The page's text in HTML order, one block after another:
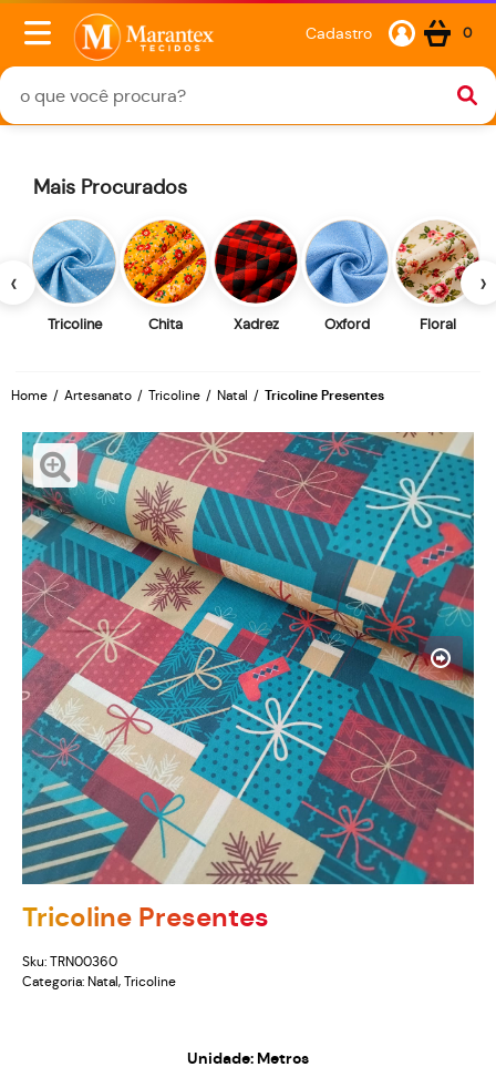
Cadastro 0
‹
Mais Procurados
Tricoline Chita Xadrez Oxford Floral
›
Home Artesanato Tricoline Natal Tricoline Presentes
Tricoline Presentes
Sku: TRN00360
Categoria: Natal, Tricoline
Unidade: Metros